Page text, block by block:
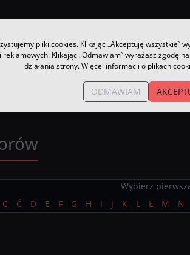
Wybierz
C Ć D E F G H I J K L Ł M N
pliki cookies. Klikając „Akceptuję wszystkie”
Klikając „Odmawiam” wyrażasz zgodę
działania strony. Więcej informacji o plikach
ODMAWIAM